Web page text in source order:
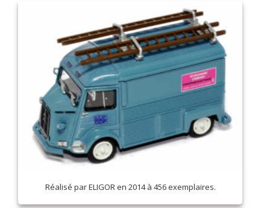
Réalisé par ELIGOR en 2014 à 456 exemplaires.